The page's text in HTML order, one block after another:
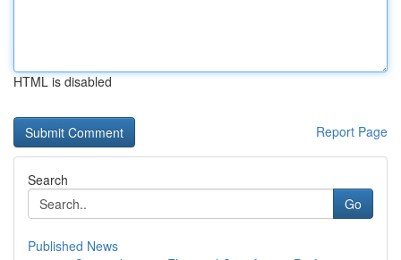
HTML is disabled
Report Page
Search
Go
Published News